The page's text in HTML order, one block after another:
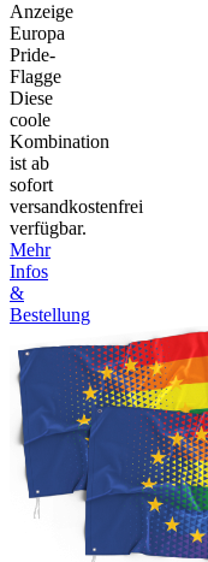
Anzeige
Europa
Pride-
Flagge
Diese
coole
Kombination
ist ab
sofort
versandkostenfrei
verfügbar.
Mehr
Infos
&
Bestellung